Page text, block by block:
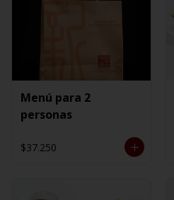
Menú para 2
personas
$37.250